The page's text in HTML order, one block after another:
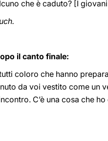
che è caduto? [I
il canto finale:
coloro che hanno
da voi vestito come un
C’è una cosa che